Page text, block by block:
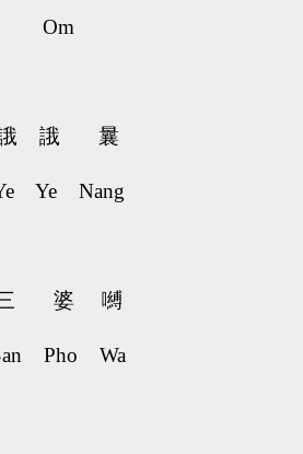
Om
誐 曩
Ye Nang
婆 嚩
Pho Wa